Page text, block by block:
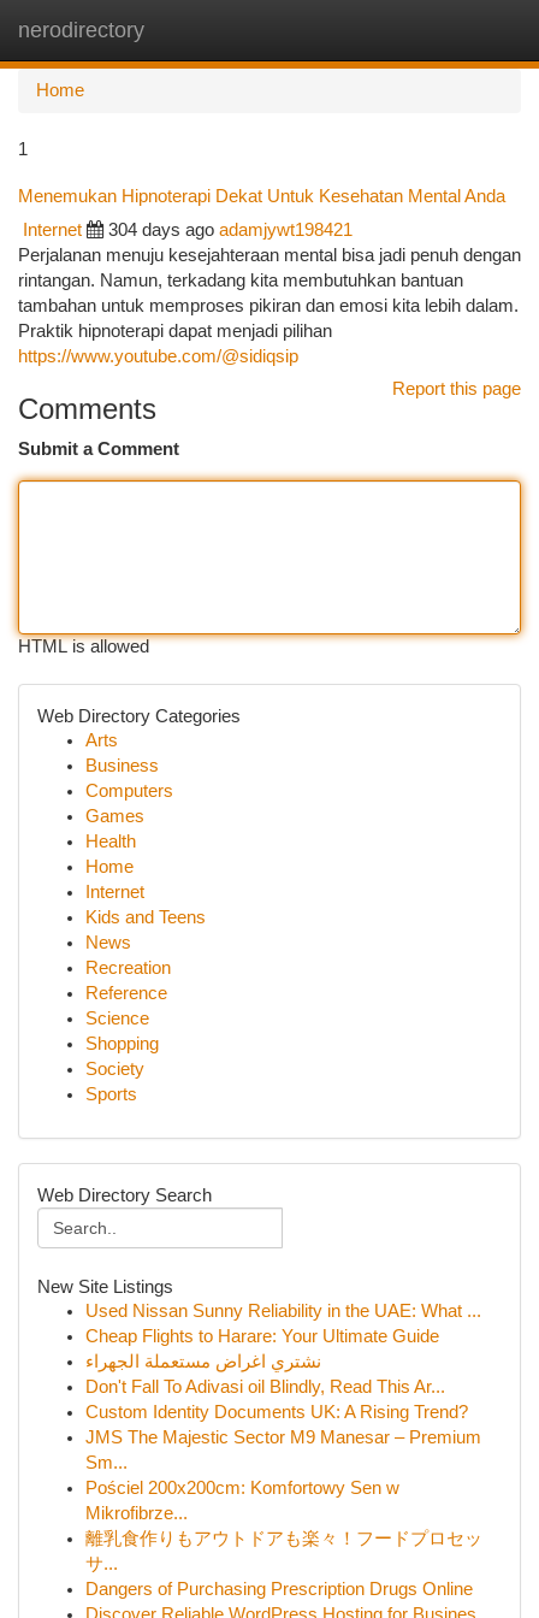
nerodirectory
Home
1
Menemukan Hipnoterapi Dekat Untuk Kesehatan Mental Anda
Internet 304 days ago adamjywt198421
Perjalanan menuju kesejahteraan mental bisa jadi penuh dengan
rintangan. Namun, terkadang kita membutuhkan bantuan
tambahan untuk memproses pikiran dan emosi kita lebih dalam.
Praktik hipnoterapi dapat menjadi pilihan
https://www.youtube.com/@sidiqsip
Report this page
Comments
Submit a Comment
HTML is allowed
Web Directory Categories
Arts
Business
Computers
Games
Health
Home
Internet
Kids and Teens
News
Recreation
Reference
Science
Shopping
Society
Sports
Web Directory Search
New Site Listings
Used Nissan Sunny Reliability in the UAE: What ...
Cheap Flights to Harare: Your Ultimate Guide
نشتري اغراض مستعملة الجهراء
Don't Fall To Adivasi oil Blindly, Read This Ar...
Custom Identity Documents UK: A Rising Trend?
JMS The Majestic Sector M9 Manesar – Premium
Sm...
Pościel 200x200cm: Komfortowy Sen w
Mikrofibrze...
離乳食作りもアウトドアも楽々！フードプロセッ
サ...
Dangers of Purchasing Prescription Drugs Online